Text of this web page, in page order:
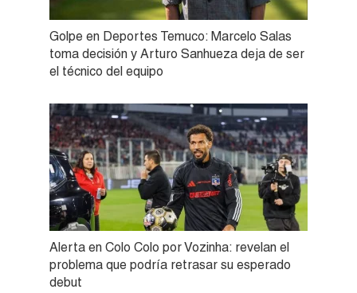
Golpe en Deportes Temuco: Marcelo Salas
toma decisión y Arturo Sanhueza deja de ser
el técnico del equipo
Alerta en Colo Colo por Vozinha: revelan el
problema que podría retrasar su esperado
debut